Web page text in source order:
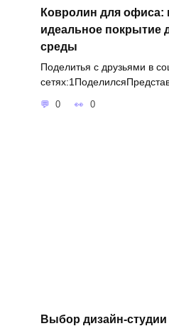
Ковролин для
идеальное покрытие
среды
Поделитья с друзьями в
0 0
Выбор дизайн-студии